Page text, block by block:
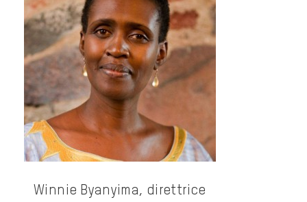
Winnie Byanyima, direttrice